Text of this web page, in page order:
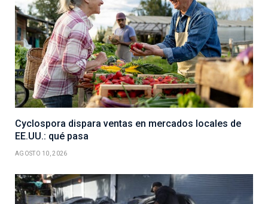
Cyclospora dispara ventas en mercados locales de
EE.UU.: qué pasa
AGOSTO 10, 2026